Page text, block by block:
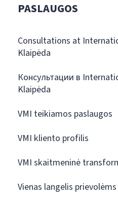
PASLAUGOS
Consultations at
Klaipėda
Консультации в
Klaipėda
VMI teikiamos paslaugos
VMI kliento profilis
VMI skaitmeninė
Vienas langelis